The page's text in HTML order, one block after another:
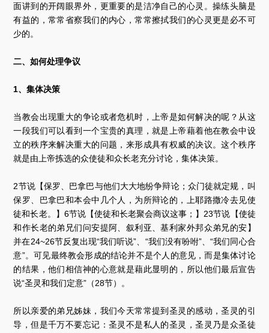
面讲到的开阔眼界外，更重要的是洁净自己的心灵。操练头脑是
有益的，常常省察我们的内心，常常擦拭我们的心灵更是必不可
少的。
二、如何处理争议
1、集体决策
当教会出现重大的争论或者危机时，上帝是如何解决的呢？从这
一段我们可以看到一个宝贵的真理，就是上帝藉着他在教会中设
立的秩序来解决重大的问题，来形成具有权威的决议。这个秩序
就是由上帝拣选的众使徒和众长老充分讨论，集体决策。
2节说【保罗、巴拿巴与他们大大地纷争辩论；众门徒就定规，叫
保罗、巴拿巴和本会中几个人，为所辩论的，上耶路撒冷去见使
徒和长老。】6节说【使徒和长老聚会商议这事；】23节说【使徒
和作长老的弟兄们问安提阿、叙利亚、基利家外邦众弟兄的安】
并在24~26节反复出现“我们听说”、“我们没有吩咐”、“我们同心合
意”。可见最终教会形成的结论并不是个人的意见，而是集体讨论
的结果，他们相信神的心意就是藉此显明的，所以他们最后宣告
说“圣灵和我们定意”（28节）。
所以亲爱的弟兄姊妹，我们今天常常提到圣灵的感动，圣灵的引
导，但是千万不要忘记：圣灵不是私人的圣灵，圣灵乃是众圣徒